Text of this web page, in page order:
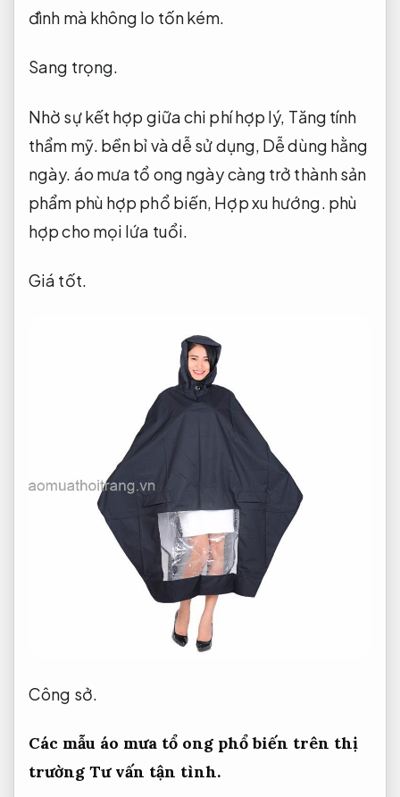
đình mà không lo tốn kém.
Sang trọng.
Nhờ sự kết hợp giữa chi phí hợp lý, Tăng tính
thẩm mỹ. bền bỉ và dễ sử dụng, Dễ dùng hằng
ngày. áo mưa tổ ong ngày càng trở thành sản
phẩm phù hợp phổ biến, Hợp xu hướng. phù
hợp cho mọi lứa tuổi.
Giá tốt.
Công sở.
Các mẫu áo mưa tổ ong phổ biến trên thị
trường Tư vấn tận tình.